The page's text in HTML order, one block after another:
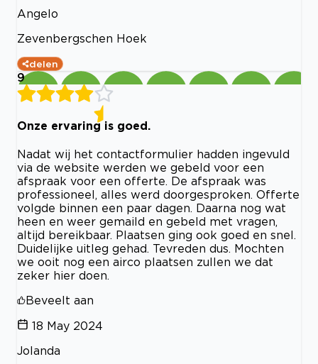
Angelo
Zevenbergschen Hoek
delen
9
Onze ervaring is goed.
Nadat wij het contactformulier hadden ingevuld
via de website werden we gebeld voor een
afspraak voor een offerte. De afspraak was
professioneel, alles werd doorgesproken. Offerte
volgde binnen een paar dagen. Daarna nog wat
heen en weer gemaild en gebeld met vragen,
altijd bereikbaar. Plaatsen ging ook goed en snel.
Duidelijke uitleg gehad. Tevreden dus. Mochten
we ooit nog een airco plaatsen zullen we dat
zeker hier doen.
Beveelt aan
18 May 2024
Jolanda